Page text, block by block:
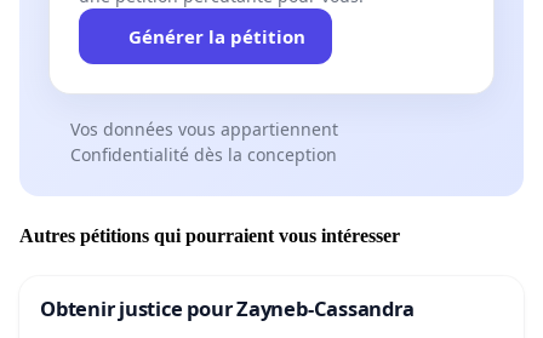
Générer la pétition
Vos données vous appartiennent
Confidentialité dès la conception
Autres pétitions qui pourraient vous intéresser
Obtenir justice pour Zayneb-Cassandra